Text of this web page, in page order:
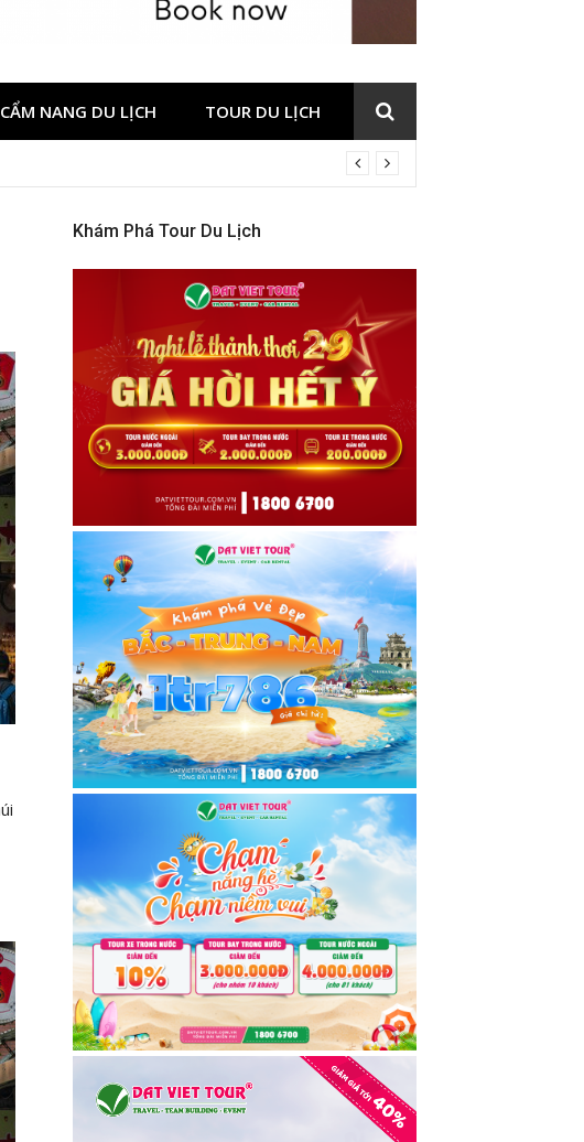
CẨM NANG DU LỊCH TOUR DU LỊCH
Khám Phá Tour Du Lịch